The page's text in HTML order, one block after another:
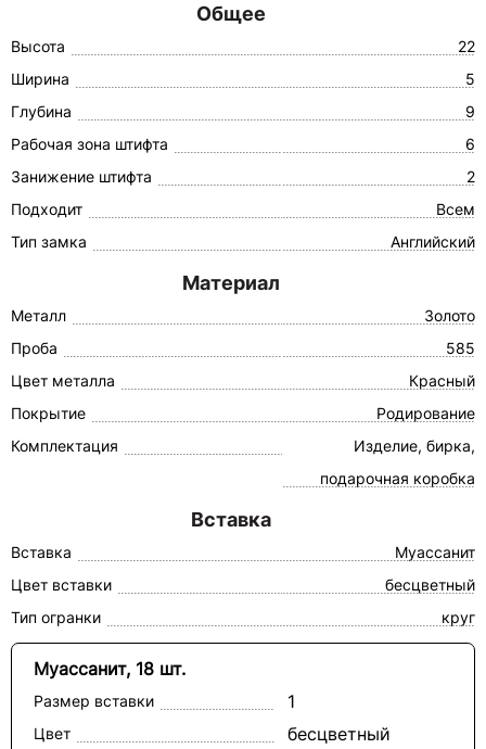
Общее
Высота
22
Ширина
5
Глубина
9
Рабочая зона штифта
6
Занижение штифта
2
Подходит
Всем
Тип замка
Английский
Материал
Металл
Золото
Проба
585
Цвет металла
Красный
Покрытие
Родирование
Комплектация
Изделие, бирка,
подарочная коробка
Вставка
Вставка
Муассанит
Цвет вставки
бесцветный
Тип огранки
круг
Муассанит, 18 шт.
Размер вставки 1
Цвет бесцветный